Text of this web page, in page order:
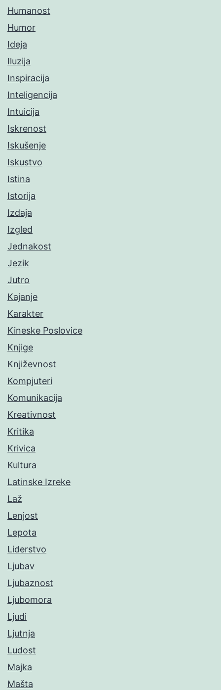
Humanost
Humor
Ideja
Iluzija
Inspiracija
Inteligencija
Intuicija
Iskrenost
Iskušenje
Iskustvo
Istina
Istorija
Izdaja
Izgled
Jednakost
Jezik
Jutro
Kajanje
Karakter
Kineske Poslovice
Knjige
Književnost
Kompjuteri
Komunikacija
Kreativnost
Kritika
Krivica
Kultura
Latinske Izreke
Laž
Lenjost
Lepota
Liderstvo
Ljubav
Ljubaznost
Ljubomora
Ljudi
Ljutnja
Ludost
Majka
Mašta